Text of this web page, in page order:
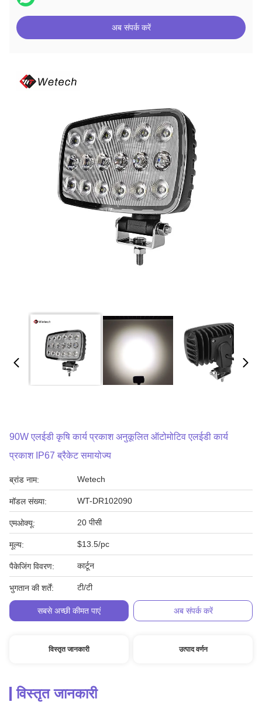
अब संपर्क करें
90W एलईडी कृषि कार्य प्रकाश अनुकूलित ऑटोमोटिव एलईडी कार्य
प्रकाश IP67 ब्रैकेट समायोज्य
ब्रांड नाम: Wetech
मॉडल संख्या: WT-DR102090
एमओक्यू: 20 पीसी
मूल्य: $13.5/pc
पैकेजिंग विवरण: कार्टून
भुगतान की शर्तें: टी/टी
सबसे अच्छी कीमत पाएं अब संपर्क करें
विस्तृत जानकारी उत्पाद वर्णन
विस्तृत जानकारी